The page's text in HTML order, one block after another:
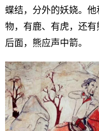
蝶结，分外的妖娆。
物，有鹿、有虎，还
后面，熊应声中箭。